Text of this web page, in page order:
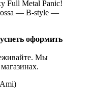
Full Metal Panic!
— B-style —
оформить
Мы